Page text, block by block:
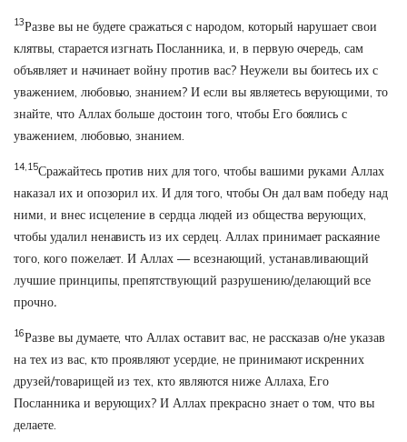
13Разве вы не будете сражаться с народом, который нарушает свои
клятвы, старается изгнать Посланника, и, в первую очередь, сам
объявляет и начинает войну против вас? Неужели вы боитесь их с
уважением, любовью, знанием? И если вы являетесь верующими, то
знайте, что Аллах больше достоин того, чтобы Его боялись с
уважением, любовью, знанием.
14,15Сражайтесь против них для того, чтобы вашими руками Аллах
наказал их и опозорил их. И для того, чтобы Он дал вам победу над
ними, и внес исцеление в сердца людей из общества верующих,
чтобы удалил ненависть из их сердец. Аллах принимает раскаяние
того, кого пожелает. И Аллах — всезнающий, устанавливающий
лучшие принципы, препятствующий разрушению/делающий все
прочно.
16Разве вы думаете, что Аллах оставит вас, не рассказав о/не указав
на тех из вас, кто проявляют усердие, не принимают искренних
друзей/товарищей из тех, кто являются ниже Аллаха, Его
Посланника и верующих? И Аллах прекрасно знает о том, что вы
делаете.